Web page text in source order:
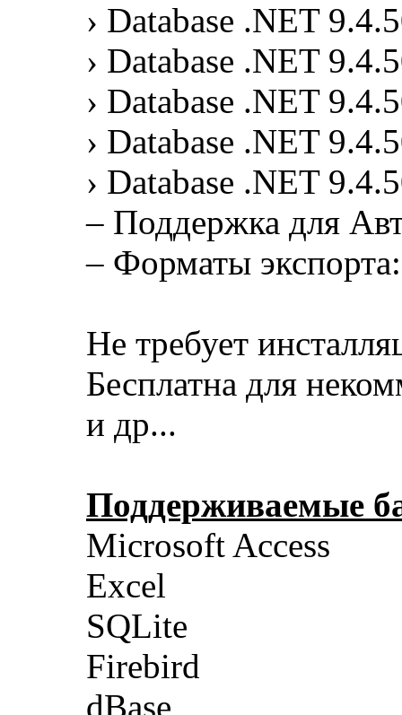
› Database .NET
› Database .NET
› Database .NET
› Database .NET
› Database .NET
– Поддержка для
– Форматы
Не требует
Бесплатна для
и др...
Поддерживаемые
Microsoft Access
Excel
SQLite
Firebird
dBase